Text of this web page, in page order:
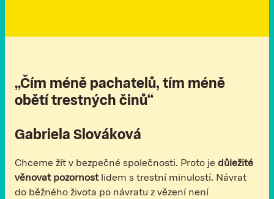
„Čím méně pachatelů, tím méně
obětí trestných činů“
Gabriela Slováková
Chceme žít v bezpečné společnosti. Proto je důležité
věnovat pozornostlidem s trestní minulostí. Návrat
do běžného života po návratu z vězení není